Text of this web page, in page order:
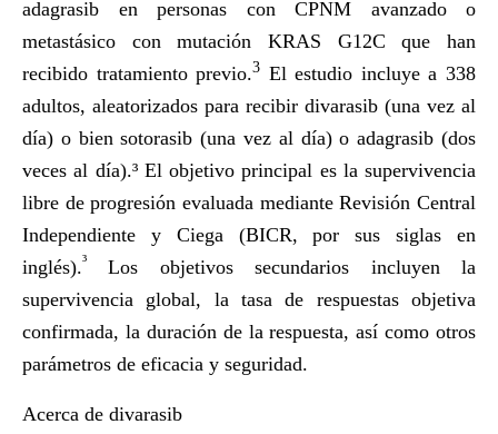
adagrasib en personas con CPNM avanzado o
metastásico con mutación KRAS G12C que han
recibido tratamiento previo.3 El estudio incluye a 338
adultos, aleatorizados para recibir divarasib (una vez al
día) o bien sotorasib (una vez al día) o adagrasib (dos
veces al día).³ El objetivo principal es la supervivencia
libre de progresión evaluada mediante Revisión Central
Independiente y Ciega (BICR, por sus siglas en
inglés).³
Los objetivos secundarios incluyen la
supervivencia global, la tasa de respuestas objetiva
confirmada, la duración de la respuesta, así como otros
parámetros de eficacia y seguridad.
Acerca de divarasib